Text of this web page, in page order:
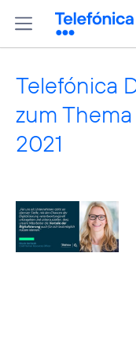
Telefónica
zum
2021